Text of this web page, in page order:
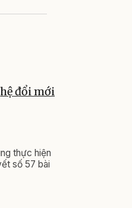
đổi mới
thực hiện
số 57 bài